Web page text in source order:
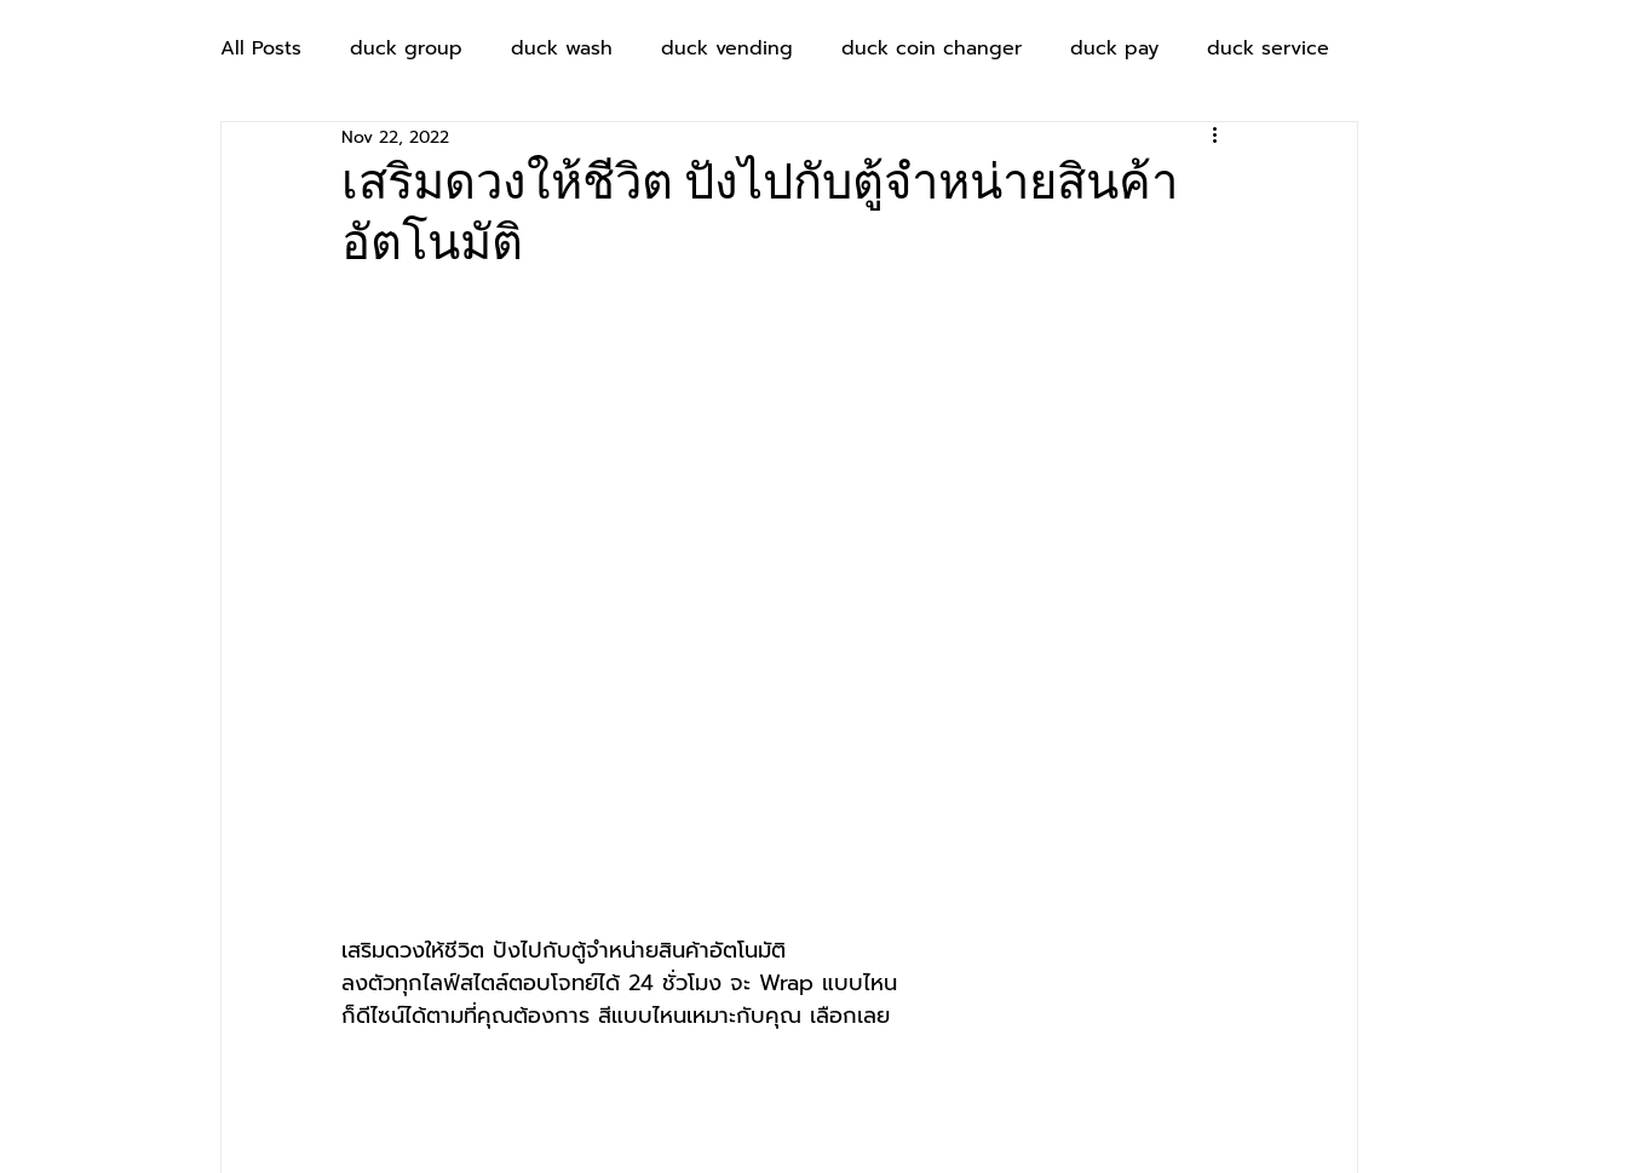
All Posts duck group duck wash duck vending duck coin changer duck pay duck service
เสริมดวงให้ชีวิต ปังไปกับตู้จำหน่ายสินค้า
อัตโนมัติ
Nov 22, 2022
เสริมดวงให้ชีวิต ปังไปกับตู้จำหน่ายสินค้าอัตโนมัติ
ลงตัวทุกไลฟ์สไตล์ตอบโจทย์ได้ 24 ชั่วโมง จะ Wrap แบบไหน
ก็ดีไซน์ได้ตามที่คุณต้องการ สีแบบไหนเหมาะกับคุณ เลือกเลย